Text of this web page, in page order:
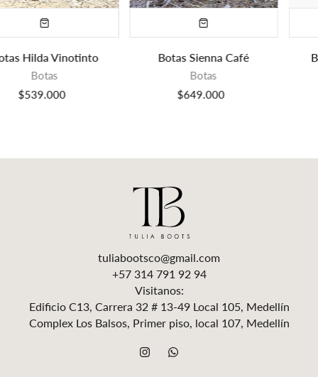
Botas Sienna Café
$649.000
Botas Savannah Miel
$489.000
tuliabootsco@gmail.com
+57 314 791 92 94
Visitanos:
Edificio C13, Carrera 32 # 13-49 Local 105, Medellín
Complex Los Balsos, Primer piso, local 107, Medellín